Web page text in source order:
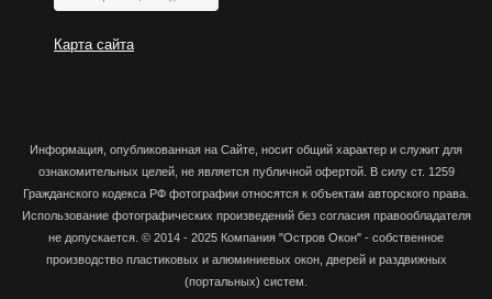
Карта сайта
Информация, опубликованная на Сайте , носит общий характер и служит для
ознакомительных целей, не является публичной офертой. В силу ст. 1259
Гражданского кодекса РФ фотографии относятся к объектам авторского права.
Использование фотографических произведений без согласия правообладателя
не допускается. © 2014 - 2025 Компания "Остров Окон" - собственное
производство пластиковых и алюминиевых окон, дверей и раздвижных
(портальных) систем.